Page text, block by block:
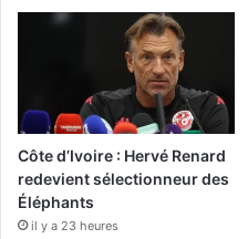
Côte d’Ivoire : Hervé Renard
redevient sélectionneur des
Éléphants
il y a 23 heures